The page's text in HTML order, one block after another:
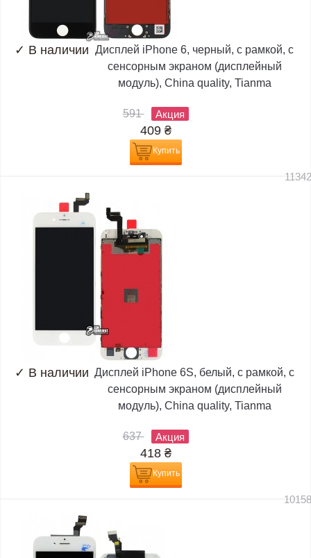
✓ В наличии Дисплей iPhone 6, черный, с рамкой, с
сенсорным экраном (дисплейный
модуль), China quality, Tianma
591 Акция
409 ₴
Купить
✓ В наличии Дисплей iPhone 6S, белый, с рамкой, с
сенсорным экраном (дисплейный
модуль), China quality, Tianma
637 Акция
418 ₴
Купить